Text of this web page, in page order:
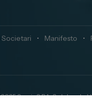
Societari • Manifesto •
Spazio S.P.A. Sede Legale: